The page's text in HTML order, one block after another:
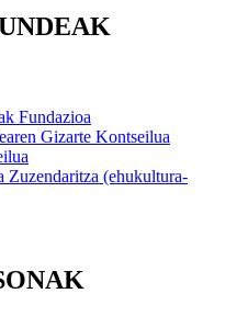
Fundazioa
Gizarte Kontseilua
Zuzendaritza (ehukultura-